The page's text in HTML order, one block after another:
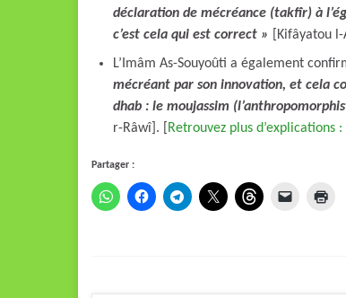
déclaration de mécréance (takfîr) à
c’est cela qui est correct »
[Kifâyatou
L’Imâm As-Souyoûti a également
mécréant par son innovation, et cela
dhab : le moujassim
r-Râwî]. [
Retrouvez plus d’explications :
Partager :